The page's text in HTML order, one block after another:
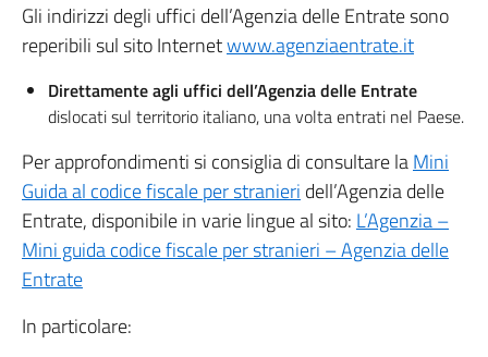
Gli indirizzi degli uffici dell’Agenzia delle Entrate sono
reperibili sul sito Internetwww.agenziaentrate.it
Direttamente agli uffici dell’Agenzia delle Entrate
dislocati sul territorio italiano, una volta entrati nel Paese.
Per approfondimenti si consiglia di consultare laMini
Guida al codice fiscale per stranieri dell’Agenzia delle
Entrate, disponibile in varie lingue al sito: L’Agenzia –
Mini guida codice fiscale per stranieri – Agenzia delle
Entrate
In particolare: